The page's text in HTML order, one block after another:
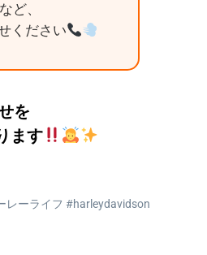
ど、
ください
を
ます
レーライフ #harleydavidson